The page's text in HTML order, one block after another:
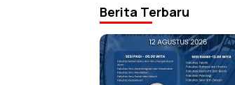
Berita Terbaru